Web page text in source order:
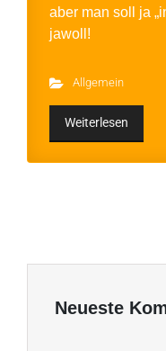
aber man soll ja
jawoll!
Allgemein
Weiterlesen
Neueste